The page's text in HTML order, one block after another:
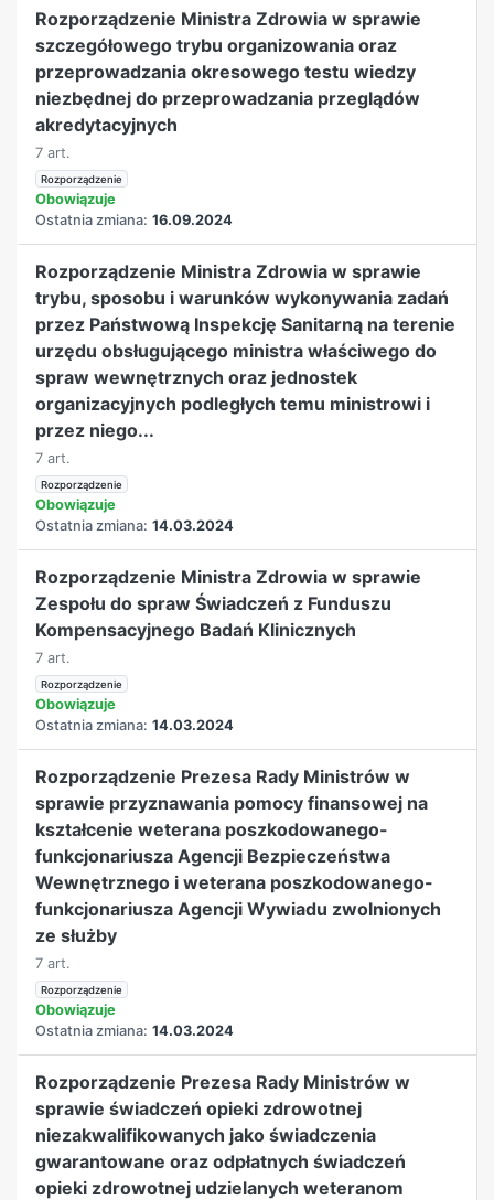
Rozporządzenie Ministra Zdrowia w sprawie
szczegółowego trybu organizowania oraz
przeprowadzania okresowego testu wiedzy
niezbędnej do przeprowadzania przeglądów
akredytacyjnych
7 art.
Rozporządzenie
Obowiązuje
Ostatnia zmiana: 16.09.2024
Rozporządzenie Ministra Zdrowia w sprawie
trybu, sposobu i warunków wykonywania zadań
przez Państwową Inspekcję Sanitarną na terenie
urzędu obsługującego ministra właściwego do
spraw wewnętrznych oraz jednostek
organizacyjnych podległych temu ministrowi i
przez niego...
7 art.
Rozporządzenie
Obowiązuje
Ostatnia zmiana: 14.03.2024
Rozporządzenie Ministra Zdrowia w sprawie
Zespołu do spraw Świadczeń z Funduszu
Kompensacyjnego Badań Klinicznych
7 art.
Rozporządzenie
Obowiązuje
Ostatnia zmiana: 14.03.2024
Rozporządzenie Prezesa Rady Ministrów w
sprawie przyznawania pomocy finansowej na
kształcenie weterana poszkodowanego-
funkcjonariusza Agencji Bezpieczeństwa
Wewnętrznego i weterana poszkodowanego-
funkcjonariusza Agencji Wywiadu zwolnionych
ze służby
7 art.
Rozporządzenie
Obowiązuje
Ostatnia zmiana: 14.03.2024
Rozporządzenie Prezesa Rady Ministrów w
sprawie świadczeń opieki zdrowotnej
niezakwalifikowanych jako świadczenia
gwarantowane oraz odpłatnych świadczeń
opieki zdrowotnej udzielanych weteranom